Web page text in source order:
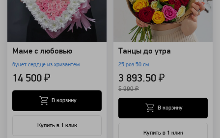
Маме с любовью
букет сердце из хризантем
14 500 ₽
Купить в 1 клик
В корзину
Танцы до утра
25 роз 50 см
3 893.50 ₽
5 990 ₽
Купить в 1 клик
В корзину